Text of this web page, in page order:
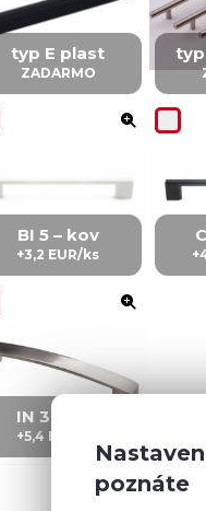
typ E plast
ZADARMO
BI 5 – kov
+3,2 EUR/ks
IN 3 – kov
+5,4 EUR/Ks
poznáte